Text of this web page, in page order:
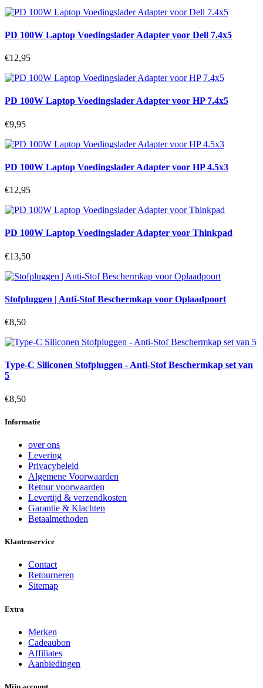
PD 100W Laptop Voedingslader Adapter voor Dell 7.4x5
€12,95
PD 100W Laptop Voedingslader Adapter voor HP 7.4x5
€9,95
PD 100W Laptop Voedingslader Adapter voor HP 4.5x3
€12,95
PD 100W Laptop Voedingslader Adapter voor Thinkpad
€13,50
Stofpluggen | Anti-Stof Beschermkap voor Oplaadpoort
€8,50
Type-C Siliconen Stofpluggen - Anti-Stof Beschermkap set van
5
€8,50
Informatie
over ons
Levering
Privacybeleid
Algemene Voorwaarden
Retour voorwaarden
Levertijd & verzendkosten
Garantie & Klachten
Betaalmethoden
Klantenservice
Contact
Retourneren
Sitemap
Extra
Merken
Cadeaubon
Affiliates
Aanbiedingen